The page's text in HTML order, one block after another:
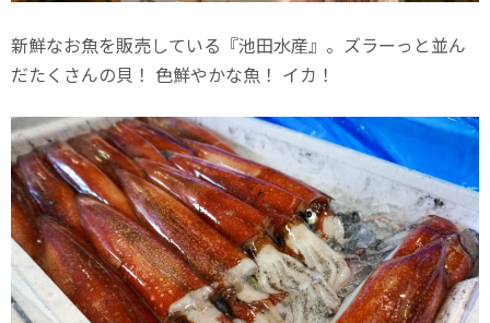
新鮮なお魚を販売している『池田水産』。ズラーっと並ん
だたくさんの貝！ 色鮮やかな魚！ イカ！